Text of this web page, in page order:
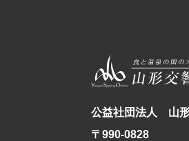
公益社団法人 山
〒990-0828